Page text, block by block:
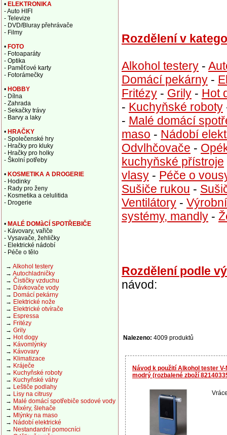
Rozdělení v
Alkohol testery -
Domácí pekárny -
Fritézy - Grily - Hot
- Kuchyňské roboty
- Malé domácí
maso - Nádobí
Odvlhčovače -
kuchyňské přístroje
vlasy - Péče o
Sušiče rukou -
Ventilátory -
systémy, mandly -
Rozdělení podle
návod:
Nalezeno: 4009 produktů
Návod k použití Alkohol tester
modrý (rozbalené zboží
• ELEKTRONIKA
- Auto HIFI
- Televize
- DVD/Bluray přehrávače
- Filmy
• FOTO
- Fotoaparáty
- Optika
- Paměťové karty
- Fotorámečky
• HOBBY
- Dílna
- Zahrada
- Sekačky trávy
- Barvy a laky
• HRAČKY
- Společenské hry
- Hračky pro kluky
- Hračky pro holky
- Školní potřeby
• KOSMETIKA A DROGERIE
- Hodinky
- Rady pro ženy
- Kosmetika a celulitida
- Drogerie
• MALÉ DOMàCÍ SPOTŘEBIČE
- Kávovary, vařiče
- Vysavače, žehličky
- Elektrické nádobí
- Péče o tělo
→ Alkohol testery
→ Autochladničky
→ Čističky vzduchu
→ Dávkovače vody
→ Domácí pekárny
→ Elektrické nože
→ Elektrické otvírače
→ Espressa
→ Fritézy
→ Grily
→ Hot dogy
→ Kávomlýnky
→ Kávovary
→ Klimatizace
→ Kráječe
→ Kuchyňské roboty
→ Kuchyňské váhy
→ Leštiče podlahy
→ Lisy na citrusy
→ Malé domácí spotřebiče sodové vody
→ Mixéry, šlehače
→ Mlýnky na maso
→ Nádobí elektrické
→ Nestandardní pomocníci